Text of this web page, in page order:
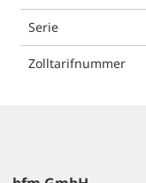
Serie
Zolltarifnummer